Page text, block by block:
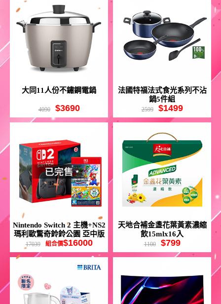
大同11人份不鏽鋼電鍋
4090 $3690
法國特福法式食光系列不沾
鍋5件組
2599 $1499
Nintendo Switch 2 主機+NS2
瑪利歐驚奇鈴鈴公園 亞中版
17039 組合價$16000
天地合補金盞花葉黃素濃縮
飲15mlx16入
1100 $799